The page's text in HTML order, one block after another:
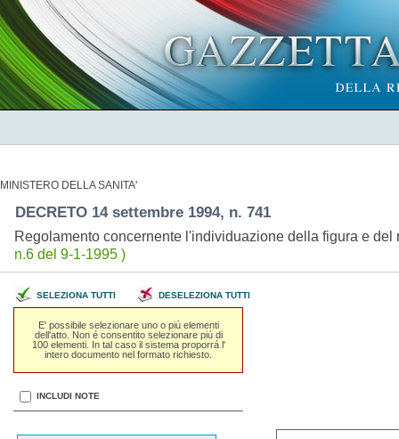
MINISTERO DELLA SANITA'
DECRETO 14 settembre 1994, n. 741
Regolamento concernente l'individuazione della figura e
n.6 del 9-1-1995 )
SELEZIONA TUTTI DESELEZIONA TUTTI
E' possibile selezionare uno o piú elementi
dell'atto. Non é consentito selezionare piú di
100 elementi. In tal caso il sistema proporrá l'
intero documento nel formato richiesto.
INCLUDI NOTE